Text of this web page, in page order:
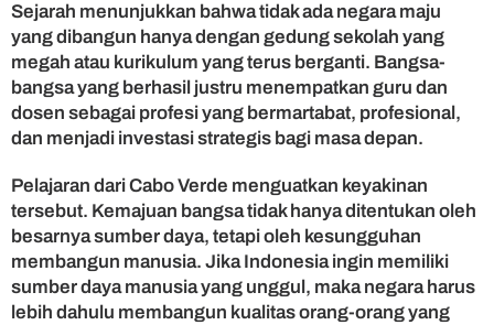
Sejarah menunjukkan bahwa tidak ada negara maju
yang dibangun hanya dengan gedung sekolah yang
megah atau kurikulum yang terus berganti. Bangsa-
bangsa yang berhasil justru menempatkan guru dan
dosen sebagai profesi yang bermartabat, profesional,
dan menjadi investasi strategis bagi masa depan.
Pelajaran dari Cabo Verde menguatkan keyakinan
tersebut. Kemajuan bangsa tidak hanya ditentukan oleh
besarnya sumber daya, tetapi oleh kesungguhan
membangun manusia. Jika Indonesia ingin memiliki
sumber daya manusia yang unggul, maka negara harus
lebih dahulu membangun kualitas orang-orang yang